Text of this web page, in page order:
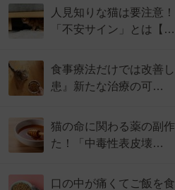
人見知りな猫は要注意
「不安サイン」とは【…
食事療法だけでは改善
患』新たな治療の可…
猫の命に関わる薬の副
た！「中毒性表皮壊…
口の中が痛くてご飯を